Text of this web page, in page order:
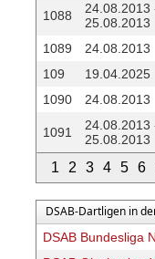
1 2 3 4 5 6
1088
24.08.2013
25.08.2013
1089 24.08.2013
109
19.04.2025
1090
24.08.2013
1091
24.08.2013
25.08.2013
DSAB-Dartligen in
DSAB Bundesliga